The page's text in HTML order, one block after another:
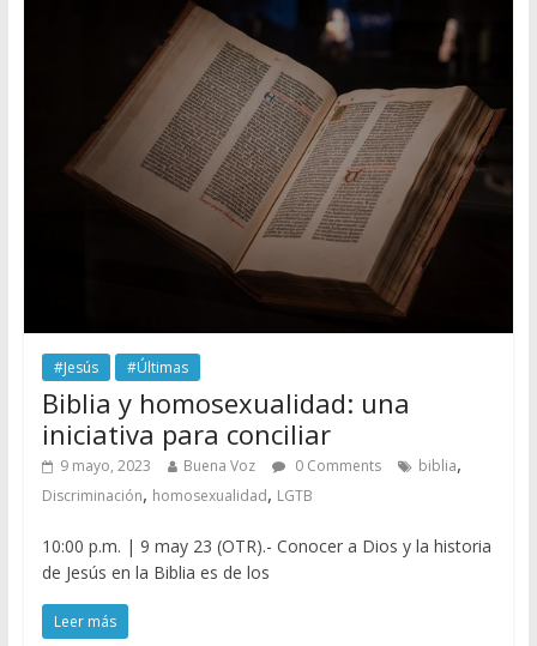
#Jesús #Últimas
Biblia y homosexualidad: una
iniciativa para conciliar
9 mayo, 2023 Buena Voz 0 Comments biblia,
Discriminación, homosexualidad, LGTB
10:00 p.m. | 9 may 23 (OTR).- Conocer a Dios y la historia
de Jesús en la Biblia es de los
Leer más